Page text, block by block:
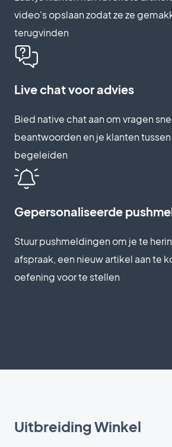
video's opslaan zodat ze ze
terugvinden
Live chat voor advies
Bied native chat aan om vragen
beantwoorden en je klanten
begeleiden
Gepersonaliseerde
Stuur pushmeldingen om je te
afspraak, een nieuw artikel aan te
oefening voor te stellen
Uitbreiding Winkel